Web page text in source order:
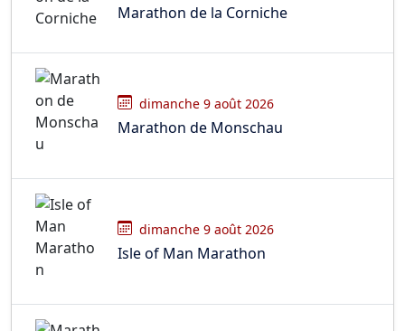
Marathon de la Corniche
dimanche 9 août 2026
Marathon de Monschau
dimanche 9 août 2026
Isle of Man Marathon